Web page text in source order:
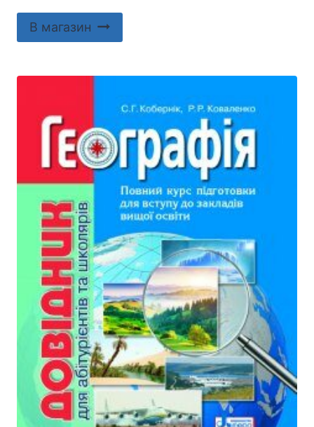
В магазин